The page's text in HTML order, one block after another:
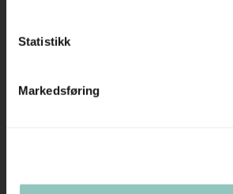
Statistikk
Markedsføring